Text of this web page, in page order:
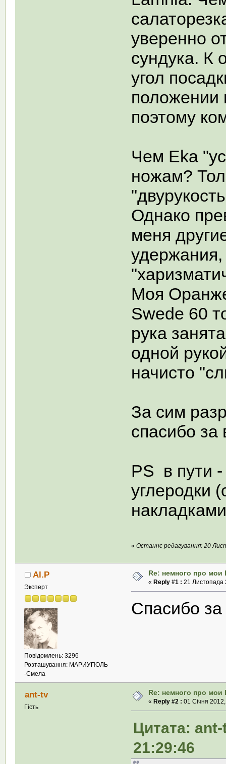
уверенно
сундука. К
угол
положении
поэтому
Чем Eka
ножам?
Однако
меня
удержания,
Моя
Swede 60
рука
одной
начисто
За сим
спасибо
PS в пути
углеродки
«Останнє редагування: 20
Al.P
Эксперт
Повідомлень: 3296
Розташування: МАРИУПОЛЬ
-Смела
Re: немного про мои
« Reply #1 : 21 Листопада
Спасибо
ant-tv
Гість
Re: немного про мои
« Reply #2 : 01 Січня
Цитата:
21:29:46